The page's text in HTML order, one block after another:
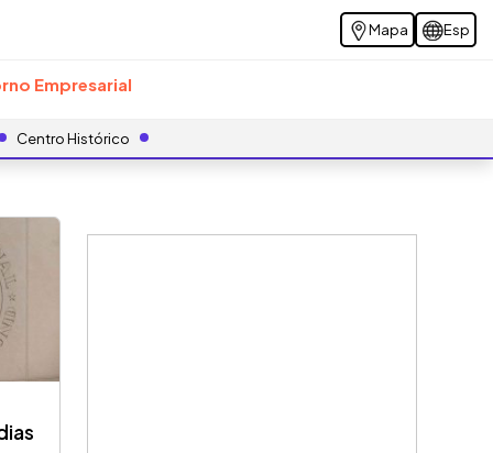
Mapa Esp
Empresarial
Centro Histórico